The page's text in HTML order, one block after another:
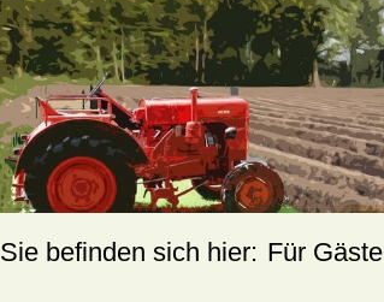
Für Gäste